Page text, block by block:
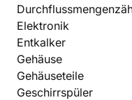
Elektronik
Entkalker
Gehäuse
Gehäuseteile
Geschirrspüler